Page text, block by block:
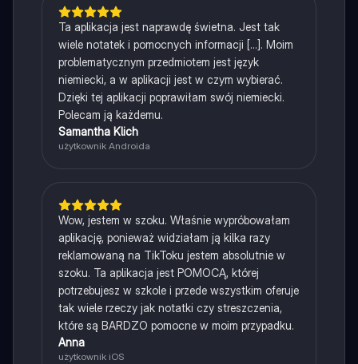
Ta aplikacja jest naprawdę świetna. Jest tak
wiele notatek i pomocnych informacji [...]. Moim
problematycznym przedmiotem jest język
niemiecki, a w aplikacji jest w czym wybierać.
Dzięki tej aplikacji poprawiłam swój niemiecki.
Polecam ją każdemu.
Samantha Klich
użytkownik Androida
Wow, jestem w szoku. Właśnie wypróbowałam
aplikację, ponieważ widziałam ją kilka razy
reklamowaną na TikToku jestem absolutnie w
szoku. Ta aplikacja jest POMOCĄ, której
potrzebujesz w szkole i przede wszystkim oferuje
tak wiele rzeczy jak notatki czy streszczenia,
które są BARDZO pomocne w moim przypadku.
Anna
użytkownik iOS